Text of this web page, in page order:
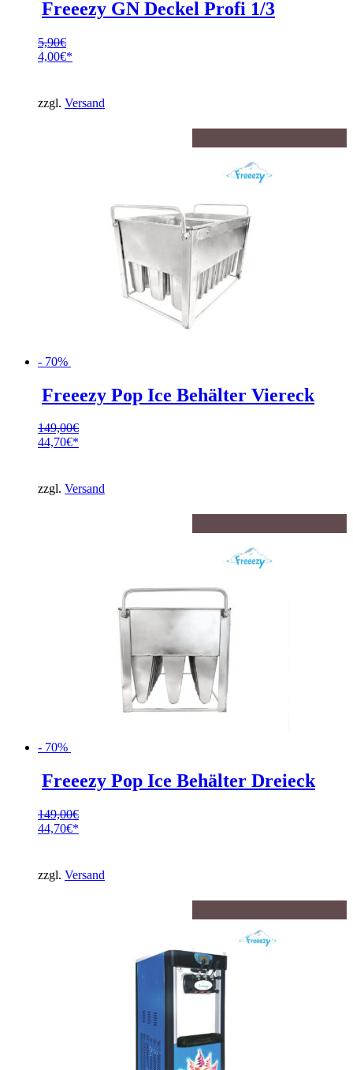
Freeezy GN Deckel Profi 1/3
5,90€
Ursprünglicher
5,90€
4,00€
ist:
4,00€.
zzgl. Versand
- 70%
Freeezy Pop Ice Behälter Viereck
149,00€
Ursprünglicher
149,00€
44,70€
ist:
44,70€.
zzgl. Versand
- 70%
Freeezy Pop Ice Behälter Dreieck
149,00€
Ursprünglicher
149,00€
44,70€
ist:
44,70€.
zzgl. Versand